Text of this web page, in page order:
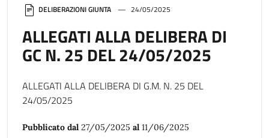
DELIBERAZIONI GIUNTA 24/05/2025
ALLEGATI ALLA DELIBERA DI
GC N. 25 DEL 24/05/2025
ALLEGATI ALLA DELIBERA DI G.M. N. 25 DEL
24/05/2025
Pubblicato dal 27/05/2025 al 11/06/2025